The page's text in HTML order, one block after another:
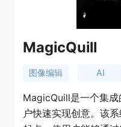
MagicQuill
图像编辑 AI
MagicQuill是一个集成
户快速实现创意。该